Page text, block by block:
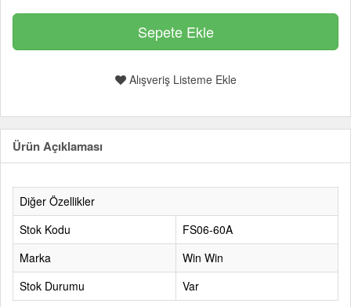
Alışveriş Listeme Ekle
Ürün Açıklaması
Diğer Özellikler
Stok Kodu
FS06-60A
Marka
Win Win
Stok Durumu
Var